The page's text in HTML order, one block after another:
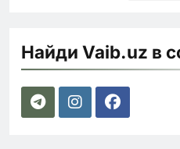
Найди Vaib.uz в